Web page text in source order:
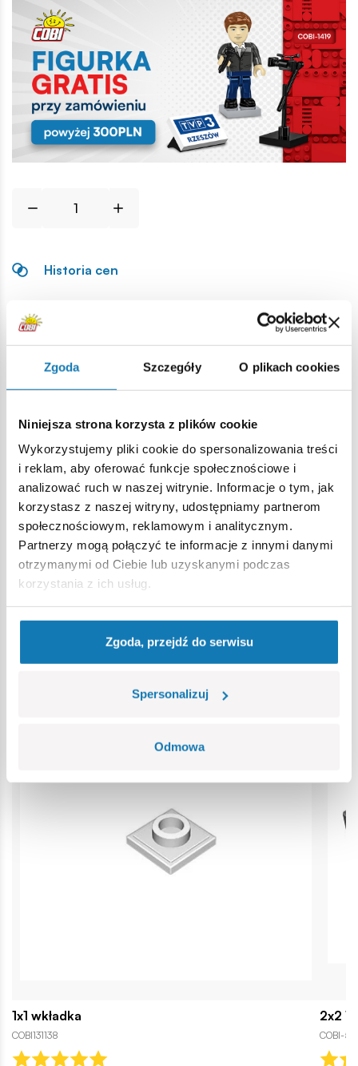
Zgoda Szczegóły O plikach cookies
Niniejsza strona korzysta z plików cookie
Wykorzystujemy pliki cookie do spersonalizowania treści
i reklam, aby oferować funkcje społecznościowe i
analizować ruch w naszej witrynie. Informacje o tym, jak
korzystasz z naszej witryny, udostępniamy partnerom
społecznościowym, reklamowym i analitycznym.
Partnerzy mogą połączyć te informacje z innymi danymi
otrzymanymi od Ciebie lub uzyskanymi podczas
korzystania z ich usług.
Zgoda, przejdź do serwisu
Spersonalizuj
Odmowa
Historia cen
Opis
Lokalizacja produktu:
Ostrzeżenie
Nieodpowiednie dla dzieci w wieku poniżej 3 lat. Zawiera
małe części, które mogą zostać połknięte lub wchłonięte
(ryzyko zadławienia). Zalecamy zachowanie opakowania w
celach informacyjnych. Zachowuje się prawo do zmiany
kolorów i szczegółów technicznych.
Bestsellery w kategorii
1x1 wkładka
COBI131138
2x2
COBI-